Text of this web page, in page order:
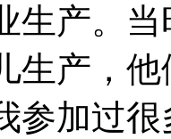
生产。
生产，
参加过